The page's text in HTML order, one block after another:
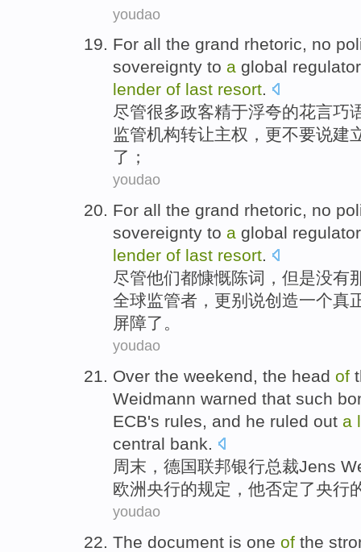
youdao
For all the grand rhetoric, no
sovereignty to a global regulator
lender of last resort.
尽管很多政客精于浮夸的花言巧
监管机构转让主权 ，更不要说建
了 ；
youdao
For all the grand rhetoric, no
sovereignty to a global regulator
lender of last resort.
尽管他们都慷慨陈词 ，但是没有
全球监管者 ，更别说创造一个真
屏障了。
youdao
Over the weekend, the head of
Weidmann warned that such
ECB's rules, and he ruled out a
central bank.
周末 ， 德国联邦银行总裁Jens
欧洲 央行的规定 ， 他否定了央行
youdao
The document is one of the